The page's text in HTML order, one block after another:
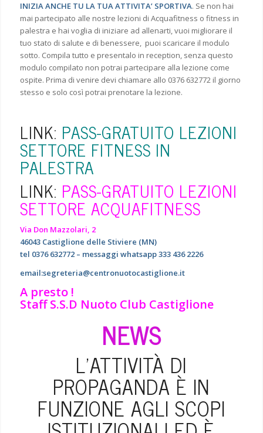
INIZIA ANCHE TU LA TUA ATTIVITA’ SPORTIVA. Se non hai
mai partecipato alle nostre lezioni di Acquafitness o fitness in
palestra e hai voglia di iniziare ad allenarti, vuoi migliorare il
tuo stato di salute e di benessere, puoi scaricare il modulo
sotto. Compila tutto e presentalo in reception, senza questo
modulo compilato non potrai partecipare alla lezione come
ospite. Prima di venire devi chiamare allo 0376 632772 il giorno
stesso e solo così potrai prenotare la lezione.
LINK: PASS-GRATUITO LEZIONI
SETTORE FITNESS IN
PALESTRA
LINK: PASS-GRATUITO LEZIONI
SETTORE ACQUAFITNESS
Via Don Mazzolari, 2
46043 Castiglione delle Stiviere (MN)
tel 0376 632772 – messaggi whatsapp 333 436 2226
email:segreteria@centronuotocastiglione.it
A presto !
Staff S.S.D Nuoto Club Castiglione
NEWS
L’ATTIVITÀ DI
PROPAGANDA È IN
FUNZIONE AGLI SCOPI